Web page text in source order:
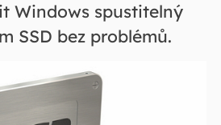
Windows spustitelný
SSD bez problémů.